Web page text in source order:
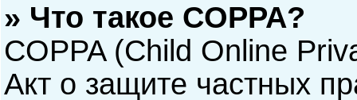
» Что такое COPPA?
COPPA (Child Online
Акт о защите частных